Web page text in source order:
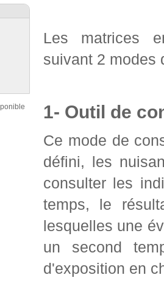
Les matrices
suivant 2 modes
1- Outil de
Ce mode de
défini, les
consulter les
temps, le
lesquelles une
un second
d'exposition en